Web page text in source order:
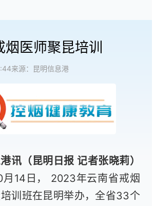
医师聚昆培训
来源：昆明信息港
讯（昆明日报 记者张晓莉）
月14日， 2023年云南省戒烟
训班在昆明举办，全省33个